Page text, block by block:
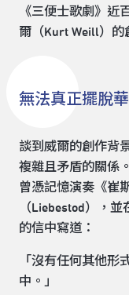
《三便士歌劇》近
爾（Kurt Weill）的
無法真正擺脫
談到威爾的創作背
複雜且矛盾的關係
曾憑記憶演奏《崔
（Liebestod），
的信中寫道：
「沒有任何其他形
中。」